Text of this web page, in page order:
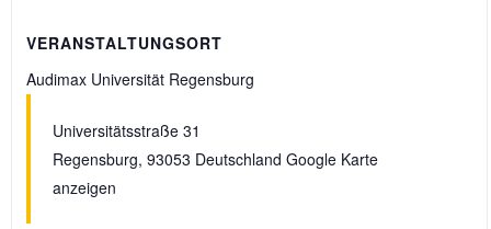
VERANSTALTUNGSORT
Audimax Universität Regensburg
Universitätsstraße 31
Regensburg, 93053 Deutschland Google Karte
anzeigen